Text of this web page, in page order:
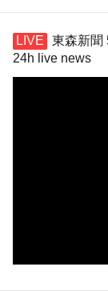
東森新聞
24h live news